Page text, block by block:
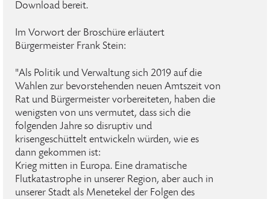
Download bereit.
Im Vorwort der Broschüre erläutert
Bürgermeister Frank Stein:
"Als Politik und Verwaltung sich 2019 auf die
Wahlen zur bevorstehenden neuen Amtszeit von
Rat und Bürger­meister vorbereiteten, haben die
wenigsten von uns vermutet, dass sich die
folgenden Jahre so disruptiv und
krisengeschüttelt entwickeln würden, wie es
dann gekommen ist:
Krieg mitten in Europa. Eine dramatische
Flutkatastrophe in unserer Region, aber auch in
unserer Stadt als Menetekel der Folgen des